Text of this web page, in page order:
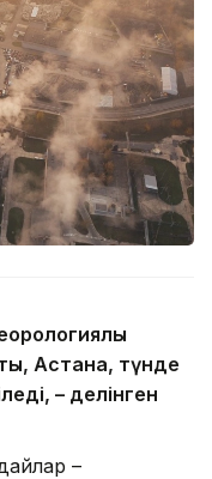
Астана, түнде
– делінген
–